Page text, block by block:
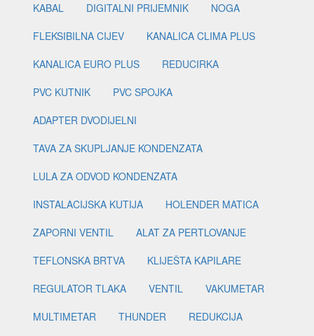
KABAL
DIGITALNI PRIJEMNIK
NOGA
FLEKSIBILNA CIJEV
KANALICA CLIMA PLUS
KANALICA EURO PLUS
REDUCIRKA
PVC KUTNIK
PVC SPOJKA
ADAPTER DVODIJELNI
TAVA ZA SKUPLJANJE KONDENZATA
LULA ZA ODVOD KONDENZATA
INSTALACIJSKA KUTIJA
HOLENDER MATICA
ZAPORNI VENTIL
ALAT ZA PERTLOVANJE
TEFLONSKA BRTVA
KLIJEŠTA KAPILARE
REGULATOR TLAKA
VENTIL
VAKUMETAR
MULTIMETAR
THUNDER
REDUKCIJA